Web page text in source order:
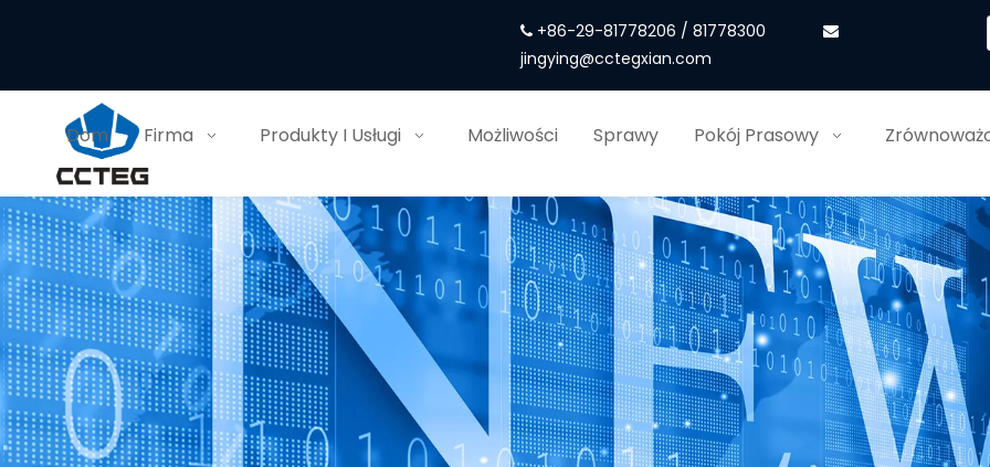
 +86-29-81778206 / 81778300
jingying@cctegxian.com
Dom Firma Produkty I Usługi Możliwości Sprawy Pokój Prasowy